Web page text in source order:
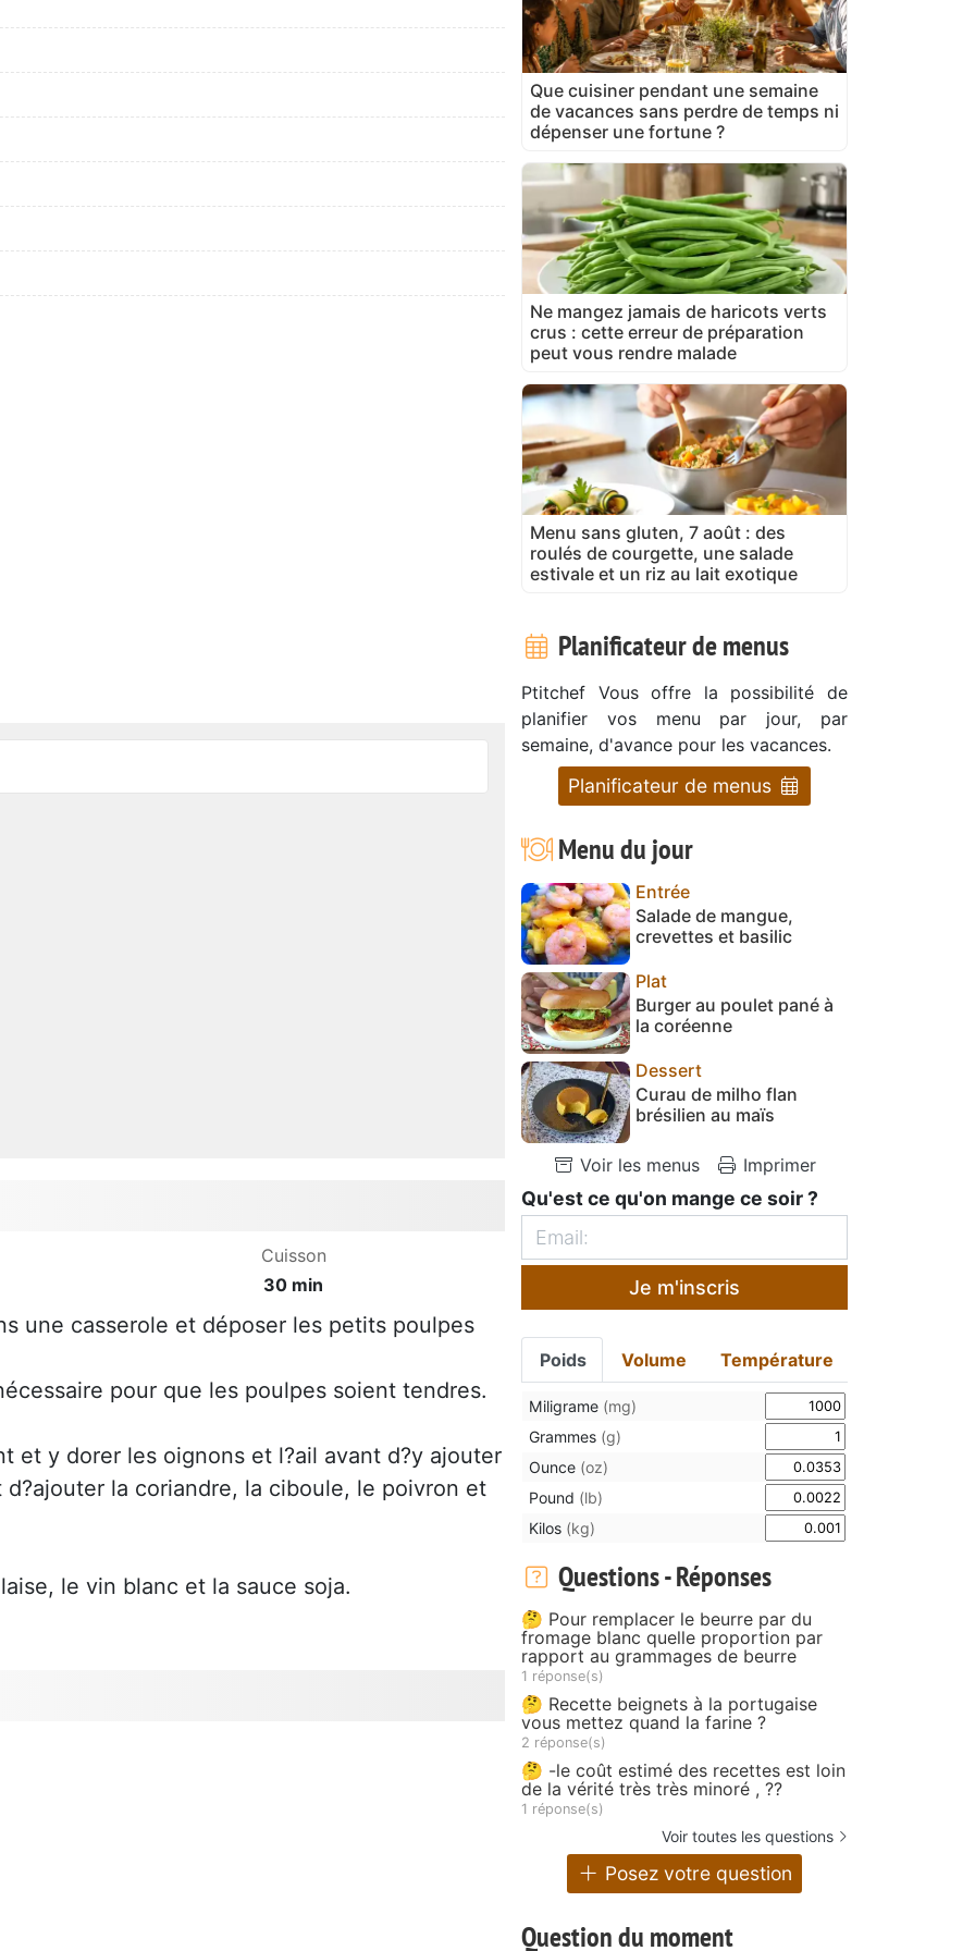
Cuisson
30 min
une casserole et déposer les petits poulpes
pour que les poulpes soient tendres.
et y dorer les oignons et l?ail avant d?y ajouter
la coriandre, la ciboule, le poivron et
le vin blanc et la sauce soja.
Que cuisiner pendant une semaine
de vacances sans perdre de temps ni
dépenser une fortune ?
Ne mangez jamais de haricots verts
crus : cette erreur de préparation
peut vous rendre malade
Menu sans gluten, 7 août : des
roulés de courgette, une salade
estivale et un riz au lait exotique
Planificateur de menus
Ptitchef Vous offre la possibilité de
planifier vos menu par jour, par
semaine, d'avance pour les vacances.
Planificateur de menus
Menu du jour
Entrée
Salade de mangue,
crevettes et basilic
Plat
Burger au poulet pané à
la coréenne
Dessert
Curau de milho flan
brésilien au maïs
Voir les menus Imprimer
Qu'est ce qu'on mange ce soir ?
Je m'inscris
Poids Volume Température
Miligrame (mg)
Grammes (g)
Ounce (oz)
Pound (lb)
Kilos (kg)
Questions - Réponses
🤔 Pour remplacer le beurre par du
fromage blanc quelle proportion par
rapport au grammages de beurre
1 réponse(s)
🤔 Recette beignets à la portugaise
vous mettez quand la farine ?
2 réponse(s)
🤔 -le coût estimé des recettes est loin
de la vérité très très minoré , ??
1 réponse(s)
Voir toutes les questions
Posez votre question
Question du moment